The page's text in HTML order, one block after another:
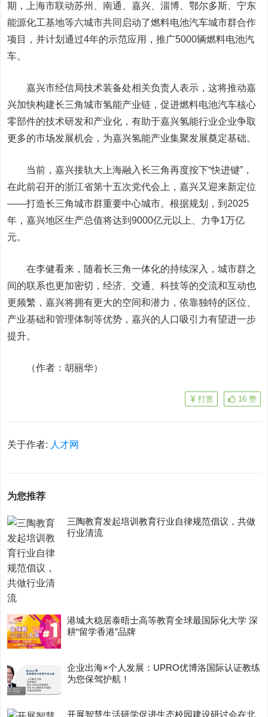
期，上海市联动苏州、南通、嘉兴、淄博、鄂尔多斯 、宁东
能源化工基地等六城市共同启动了燃料电池汽车城市群合作
项目，并计划通过4年的示范应用，推广5000辆燃料电池汽
车。
嘉兴市经信局技术装备处相关负责人表示，这将推动嘉
兴加快构建长三角城市氢能产业链，促进燃料电池汽车核心
零部件的技术研发和产业化，有助于嘉兴氢能行业企业争取
更多的市场发展机会，为嘉兴氢能产业集聚发展奠定基础。
当前，嘉兴接轨大上海融入长三角再度按下“快进键”，
在此前召开的浙江省第十五次党代会上，嘉兴又迎来新定位
——打造长三角城市群重要中心城市。根据规划，到2025
年，嘉兴地区生产总值将达到9000亿元以上、力争1万亿
元。
在李健看来，随着长三角一体化的持续深入，城市群之
间的联系也更加密切，经济、交通、科技等的交流和互动也
更频繁，嘉兴将拥有更大的空间和潜力，依靠独特的区位、
产业基础和管理体制等优势，嘉兴的人口吸引力有望进一步
提升。
（作者：胡丽华）
16 赞
打赏
关于作者: 人才网
为您推荐
三陶教育发起培训教育行业自律规范倡议，共做
行业清流
港城大稳居泰晤士高等教育全球最国际化大学 深
耕“留学香港”品牌
企业出海×个人发展：UPRO优博洛国际认证教练
为您保驾护航！
开展智慧生活研学促进生态校园建设研讨会在北